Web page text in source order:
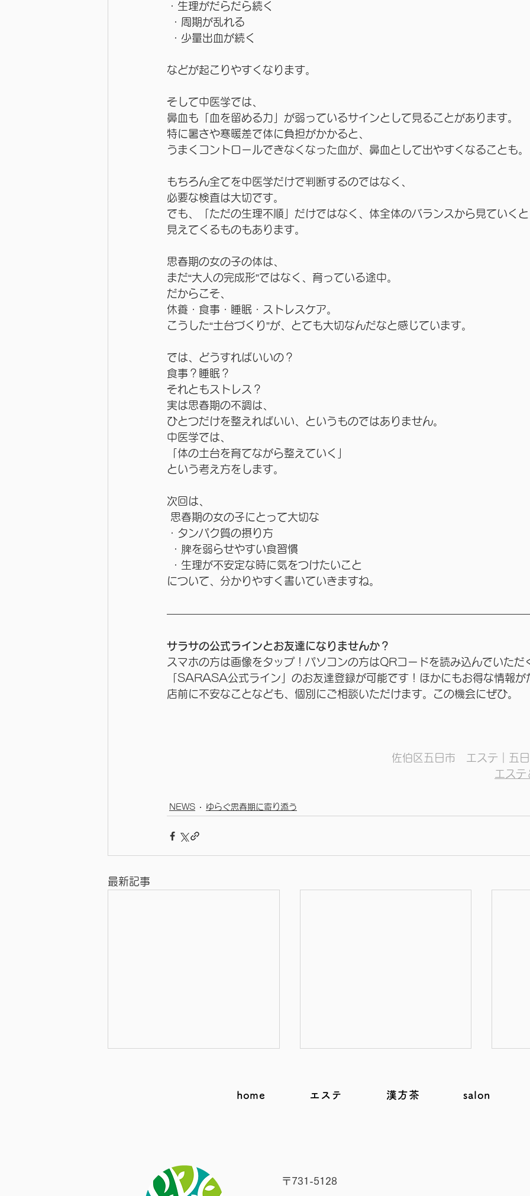
・生理がだらだら続く
・周期が乱れる
・少量出血が続く
などが起こりやすくなります。
そして中医学では、
鼻血も「血を留める力」が弱っているサインとして見ることがあります。
特に暑さや寒暖差で体に負担がかかると、
うまくコントロールできなくなった血が、鼻血として出やすくなることも。
もちろん全てを中医学だけで判断するのではなく、
必要な検査は大切です。
でも、「ただの生理不順」だけではなく、体全体のバランスから見ていく
見えてくるものもあります。
思春期の女の子の体は、
まだ“大人の完成形”ではなく、育っている途中。
だからこそ、
休養・食事・睡眠・ストレスケア。
こうした“土台づくり”が、とても大切なんだなと感じています。
では、どうすればいいの？
食事？睡眠？
それともストレス？
実は思春期の不調は、
ひとつだけを整えればいい、というものではありません。
中医学では、
「体の土台を育てながら整えていく」
という考え方をします。
次回は、
思春期の女の子にとって大切な
・タンパク質の摂り方
・脾を弱らせやすい食習慣
・生理が不安定な時に気をつけたいこと
について、分かりやすく書いていきますね。
サラサの公式ラインとお友達になりませんか？
スマホの方は画像をタップ！パソコンの方はQRコードを読み込んでいただ
「SARASA公式ライン」のお友達登録が可能です！ほかにもお得な情報が
店前に不安なことなども、個別にご相談いただけます。この機会にぜひ。
佐伯区五日市　エステ｜五
エステ
NEWS ゆらぐ思春期に寄り添う
最新記事
第7話 【脾が弱るとなぜお
腹が弱くなる？】｜ゆらぐ思
home エステ 漢方茶 salon
​〒731-5128